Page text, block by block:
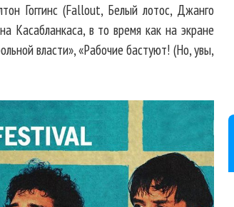
Гоггинс (Fallout, Белый лотос, Джанго
Касабланкаса, в то время как на экране
власти», «Рабочие бастуют! (Но, увы,